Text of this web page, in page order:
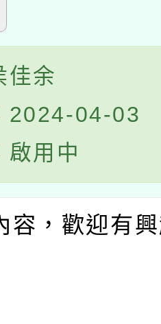
佳余
2024-04-03
啟用中
容，歡迎有